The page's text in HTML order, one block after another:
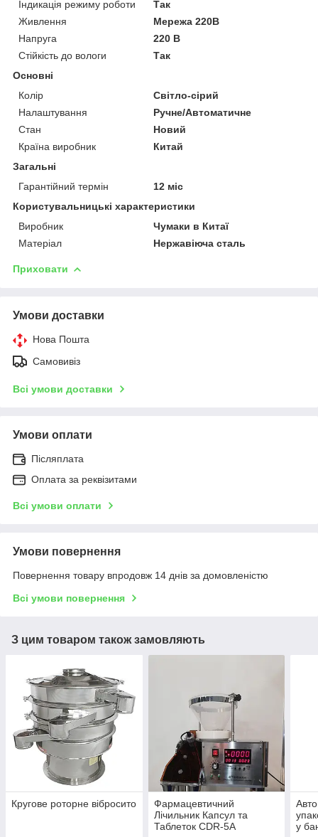
Індикація режиму роботи
Так
Живлення
Мережа 220В
Напруга
220 В
Стійкість до вологи
Так
Основні
Колір
Світло-сірий
Налаштування
Ручне/Автоматичне
Стан
Новий
Країна виробник
Китай
Загальні
Гарантійний термін
12 міс
Користувальницькі характеристики
Виробник
Чумаки в Китаї
Матеріал
Нержавіюча сталь
Приховати
Умови доставки
Нова Пошта
Самовивіз
Всі умови доставки
Умови оплати
Післяплата
Оплата за реквізитами
Всі умови оплати
Умови повернення
Повернення товару впродовж 14 днів за домовленістю
Всі умови повернення
З цим товаром також замовляють
Кругове роторне вібросито
Фармацевтичний
Лічильник Капсул та
Таблеток CDR-5А
у